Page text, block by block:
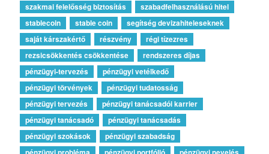
szakmai felelősség biztosítás
szabadfelhasználású hitel
stablecoin
stable coin
segítség devizahiteleseknek
saját kárszakértő
részvény
régi tízezres
rezsicsökkentés csökkentése
rendszeres díjas
pénzügyi-tervezés
pénzügyi vetélkedő
pénzügyi törvények
pénzügyi tudatosság
pénzügyi tervezés
pénzügyi tanácsadói karrier
pénzügyi tanácsadó
pénzügyi tanácsadás
pénzügyi szokások
pénzügyi szabadság